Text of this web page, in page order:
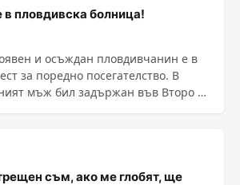
пловдивска болница!
и осъждан пловдивчанин е в
за поредно посегателство. В
мъж бил задържан във Второ РУ
съм, ако ме глобят, ще